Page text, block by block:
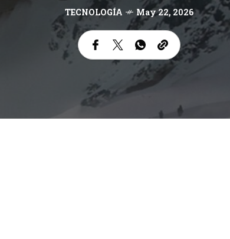
TECNOLOGÍA May 22, 2026